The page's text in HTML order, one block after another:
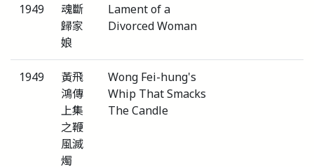
1949
魂斷
歸家
娘
Lament of a
Divorced Woman
1949
黃飛
鴻傳
上集
之鞭
風滅
燭
Wong Fei-hung's
Whip That Smacks
The Candle